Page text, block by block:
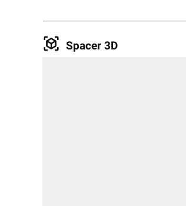
Spacer 3D